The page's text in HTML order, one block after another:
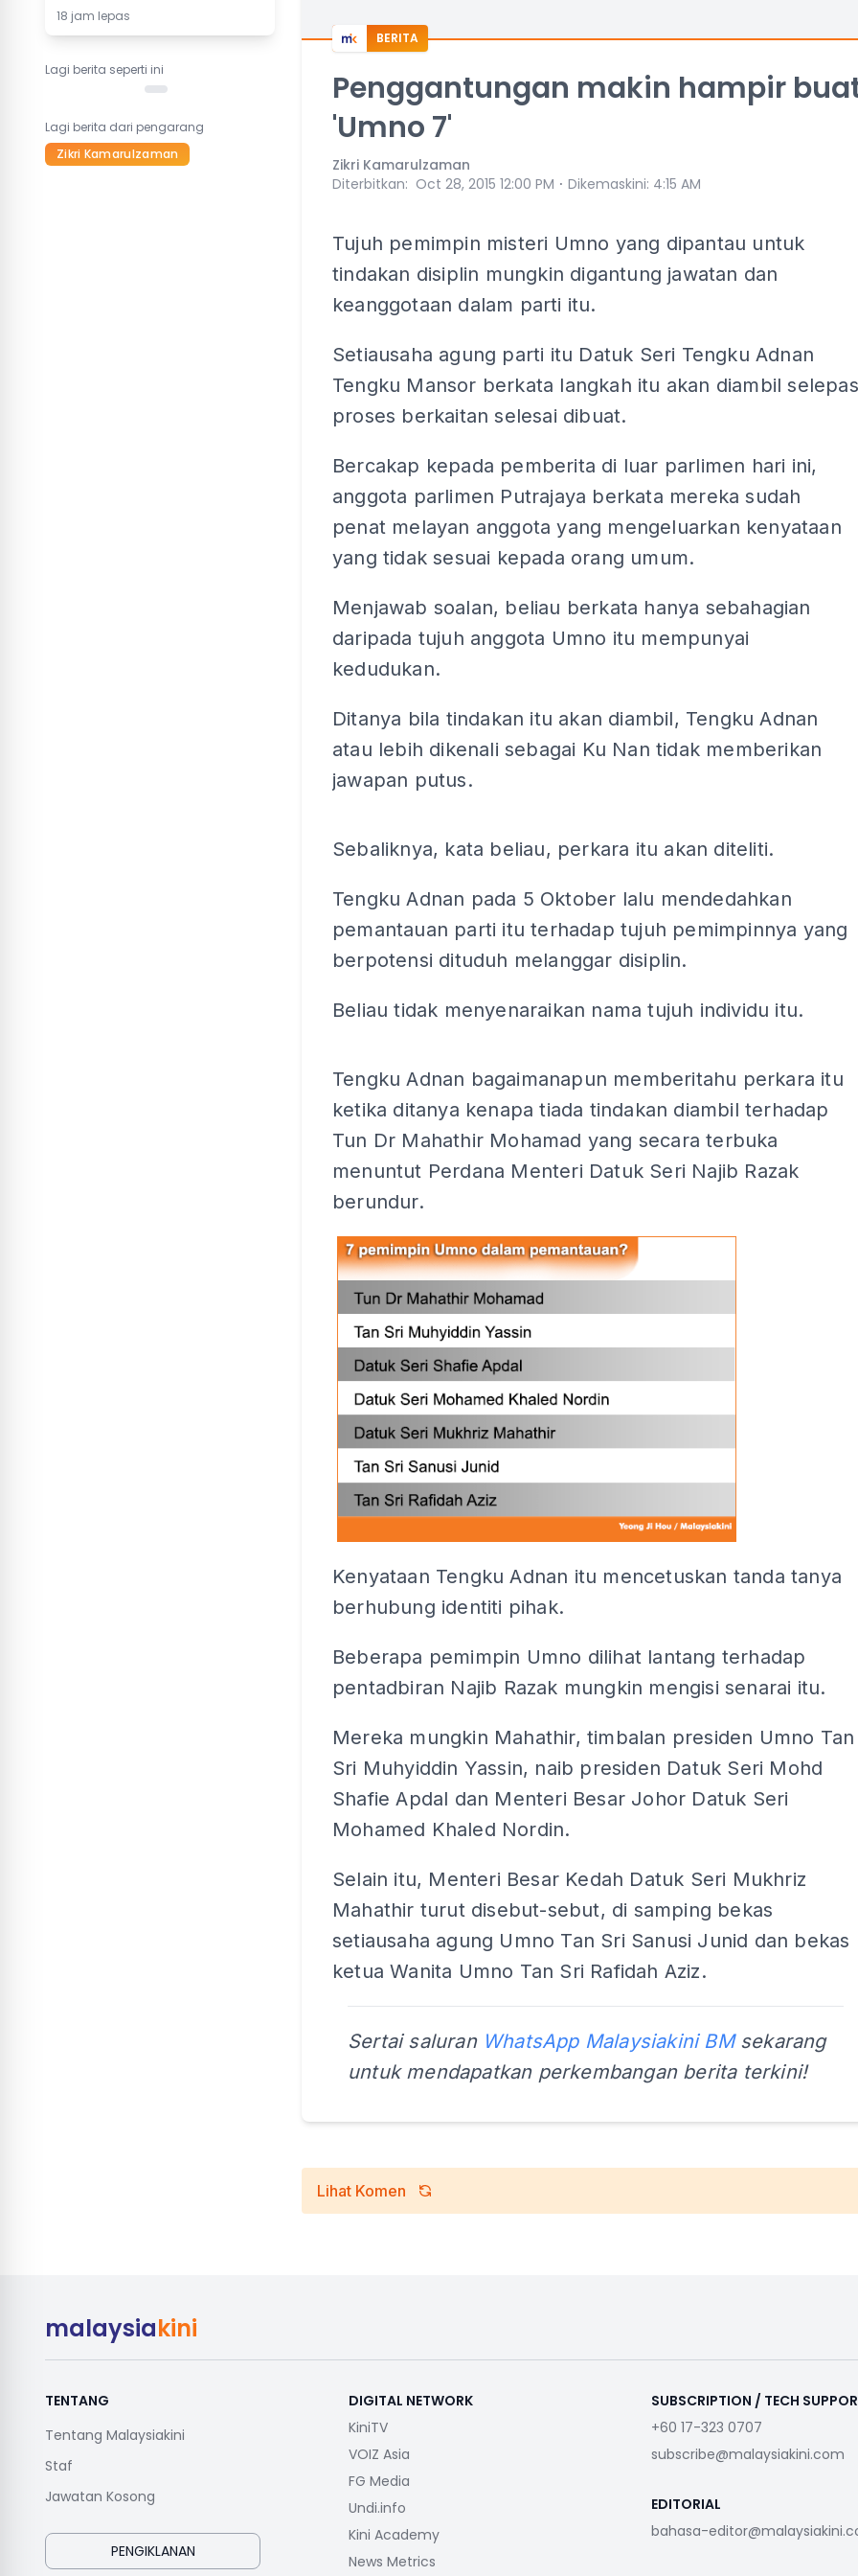
18 jam lepas
Lagi berita seperti ini
Lagi berita dari pengarang
Zikri Kamarulzaman
BERITA
Penggantungan makin hampir
'Umno 7'
Zikri Kamarulzaman
Diterbitkan: Oct 28, 2015 12:00 PM ⋅ Dikemaskini: 4:15 AM
Tujuh pemimpin misteri Umno yang dipantau untuk
tindakan disiplin mungkin digantung jawatan dan
keanggotaan dalam parti itu.
Setiausaha agung parti itu Datuk Seri Tengku Adnan
Tengku Mansor berkata langkah itu akan diambil selepas
proses berkaitan selesai dibuat.
Bercakap kepada pemberita di luar parlimen hari ini,
anggota parlimen Putrajaya berkata mereka sudah
penat melayan anggota yang mengeluarkan kenyataan
yang tidak sesuai kepada orang umum.
Menjawab soalan, beliau berkata hanya sebahagian
daripada tujuh anggota Umno itu mempunyai
kedudukan.
Ditanya bila tindakan itu akan diambil, Tengku Adnan
atau lebih dikenali sebagai Ku Nan tidak memberikan
jawapan putus.
Sebaliknya, kata beliau, perkara itu akan diteliti.
Tengku Adnan pada 5 Oktober lalu mendedahkan
pemantauan parti itu terhadap tujuh pemimpinnya yang
berpotensi dituduh melanggar disiplin.
Beliau tidak menyenaraikan nama tujuh individu itu.
Tengku Adnan bagaimanapun memberitahu perkara itu
ketika ditanya kenapa tiada tindakan diambil terhadap
Tun Dr Mahathir Mohamad yang secara terbuka
menuntut Perdana Menteri Datuk Seri Najib Razak
berundur.
Kenyataan Tengku Adnan itu mencetuskan tanda tanya
berhubung identiti pihak.
Beberapa pemimpin Umno dilihat lantang terhadap
pentadbiran Najib Razak mungkin mengisi senarai itu.
Mereka mungkin Mahathir, timbalan presiden Umno Tan
Sri Muhyiddin Yassin, naib presiden Datuk Seri Mohd
Shafie Apdal dan Menteri Besar Johor Datuk Seri
Mohamed Khaled Nordin.
Selain itu, Menteri Besar Kedah Datuk Seri Mukhriz
Mahathir turut disebut-sebut, di samping bekas
setiausaha agung Umno Tan Sri Sanusi Junid dan bekas
ketua Wanita Umno Tan Sri Rafidah Aziz.
Sertai saluran WhatsApp Malaysiakini BMsekarang
untuk mendapatkan perkembangan berita terkini!
Lihat Komen
malaysiakini
TENTANG
Tentang Malaysiakini
Staf
Jawatan Kosong
PENGIKLANAN
DIGITAL NETWORK
KiniTV
VOIZ Asia
FG Media
Undi.info
Kini Academy
News Metrics
SUBSCRIPTION / TECH
+60 17-323 0707
subscribe@malaysiakini.com
EDITORIAL
bahasa-